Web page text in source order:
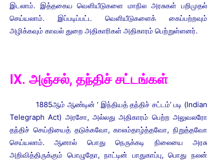
இடலாம். இத்தகைய வெளியீடுகளை மாநில அரசுகள் பறிமுதல்
செய்யலாம். இப்படிப்பட்ட வெளியீடுகளைக் கைப்பற்றவும்
அழிக்கவும் காவல் துறை அதிகாரிகள் அதிகாரம் பெற்றுள்ளனர்.
IX. அஞ்சல், தந்திச் சட்டங்கள்
1885ஆம் ஆண்டின் ‘ இந்தியத் தந்திச் சட்டம்’ படி (Indian
Telegraph Act) அரசோ, அல்லது அதிகாரம் பெற்ற அலுவலரோ
தந்திச் செய்தியைத் தடுக்கவோ, காலம்தாழ்த்தவோ, நிறுத்தவோ
செய்யலாம். ஆனால் பொது நெருக்கடி நிலையை அரசு
அறிவித்திருக்கும் பொழுதோ, நாட்டின் பாதுகாப்பு, பொது நலன்